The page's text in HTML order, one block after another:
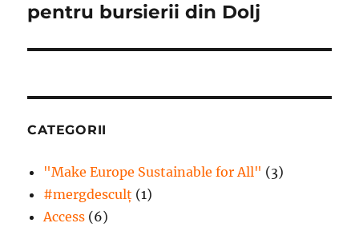
următor:
pentru bursierii din Dolj
CATEGORII
"Make Europe Sustainable for All" (3)
#mergdesculţ (1)
Access (6)